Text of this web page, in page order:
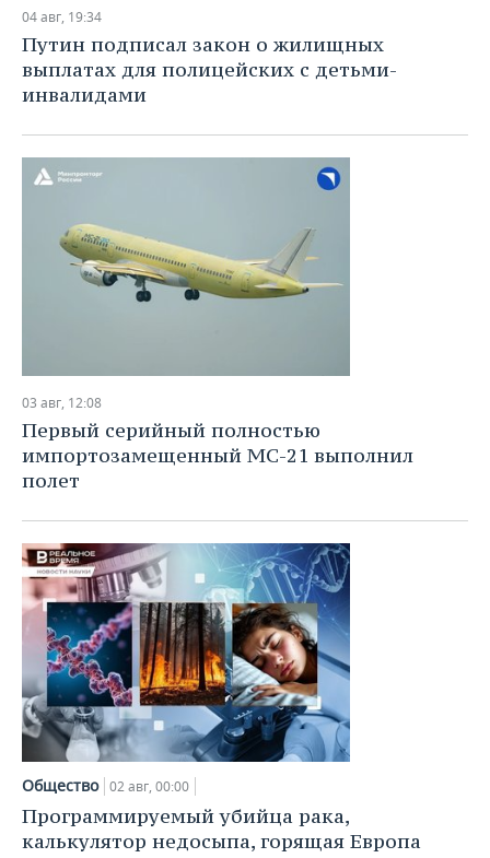
НЕФТЕХИМИЯ
НЕФТЬ
ОПК
ЭНЕРГЕТИКА
РОЗНИЧНАЯ ТОРГОВЛЯ
ТРАНСПОРТ
УСЛУГИ
НОВОСТИ ТЕХНОЛОГИЙ
IT
МЕДИА
ТЕЛЕКОММУНИКАЦИИ
МЕРОПРИЯТИЯ
НОВОСТИ МЕРОПРИЯТИЙ
ВЫЕЗДНАЯ РЕДАКЦИЯ
БИЗНЕС-БРАНЧИ
ONLINE-КОНФЕРЕНЦИИ
ОТКРЫТАЯ ЛЕКЦИЯ
СПОРТ
НОВОСТИ СПОРТА
ФУТБОЛ
ХОККЕЙ
БАСКЕТБОЛ
КИБЕРСПОРТ
ФИГУРНОЕ КАТАНИЕ
ВОДНЫЕ ВИДЫ СПОРТА
ХОККЕЙ С МЯЧОМ
ОБЩЕСТВО
НОВОСТИ ОБЩЕСТВА
ВЛАСТЬ
ИНФРАСТРУКТУРА
КУЛЬТУРА
МЕДИЦИНА
ОБРАЗОВАНИЕ
ПРОИСШЕСТВИЯ
СЮЖЕТЫ
СПРАВОЧНИК
СПИСОК КОМПАНИЙ
04 авг, 19:34
Путин подписал закон о жилищных
выплатах для полицейских с детьми-
инвалидами
03 авг, 12:08
Первый серийный полностью
импортозамещенный МС-21 выполнил
полет
Общество 02 авг, 00:00
Программируемый убийца рака,
калькулятор недосыпа, горящая Европа